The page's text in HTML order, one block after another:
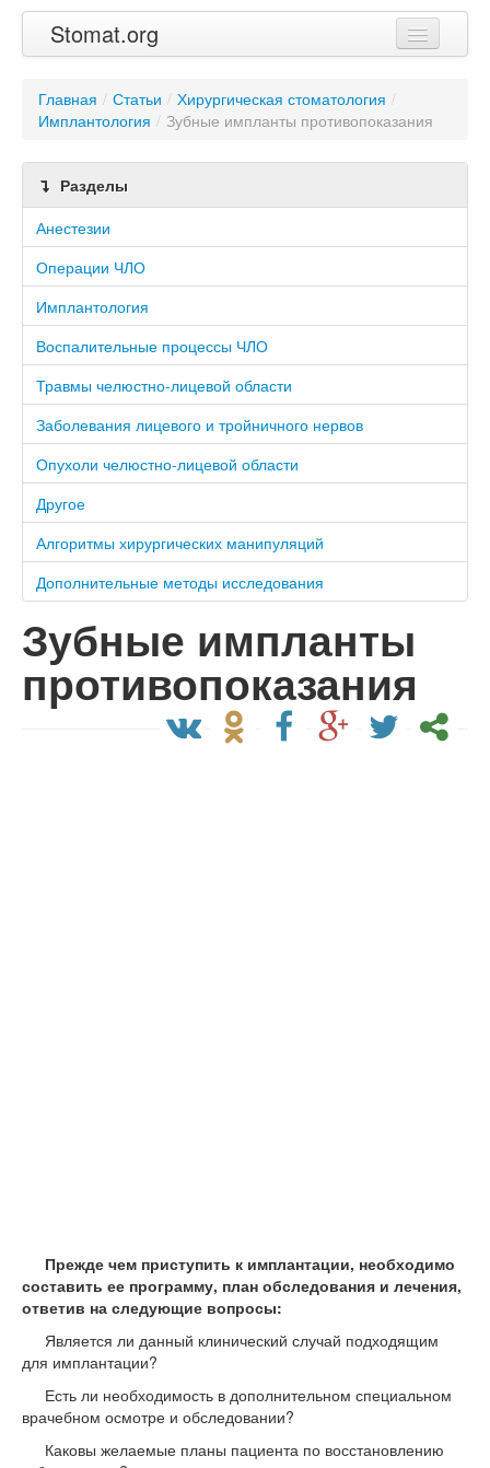
Stomat.org
Статьи
Контакты
Главная / Статьи / Хирургическая стоматология /
Имплантология / Зубные импланты противопоказания
Разделы
Анестезии
Операции ЧЛО
Имплантология
Воспалительные процессы ЧЛО
Травмы челюстно-лицевой области
Заболевания лицевого и тройничного нервов
Опухоли челюстно-лицевой области
Другое
Алгоритмы хирургических манипуляций
Дополнительные методы исследования
Зубные импланты
противопоказания
Прежде чем приступить к имплантации, необходимо
составить ее программу, план обследования и лечения,
ответив на следующие вопросы:
Является ли данный клинический случай подходящим
для имплантации?
Есть ли необходимость в дополнительном специальном
врачебном осмотре и обследовании?
Каковы желаемые планы пациента по восстановлению